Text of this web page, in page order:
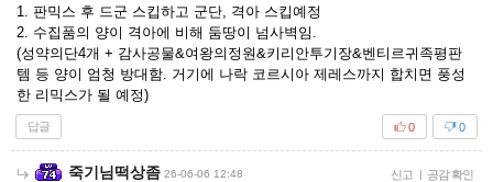
1. 판믹스 후 드군 스킵하고 군단, 격아 스킵예정
2. 수집품의 양이 격아에 비해 둠땅이 넘사벽임.
(성약의단4개 + 감사공물&여왕의정원&키리안투기장&벤티르귀족평판
템 등 양이 엄청 방대함. 거기에 나락 코르시아 제레스까지 합치면 풍성
한 리믹스가 될 예정)
답글 0
0
죽기님떡상좀 26-06-06 12:48 신고 | 공감 확인